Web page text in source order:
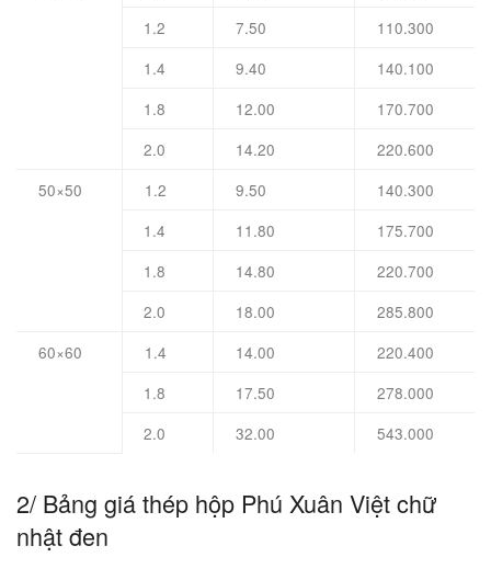
1.2
7.50
110.300
1.4
9.40
140.100
1.8
12.00
170.700
2.0
14.20
220.600
50×50
1.2 9.50
140.300
1.4
11.80
175.700
1.8
14.80
220.700
2.0
18.00
285.800
60×60
1.4 14.00
220.400
1.8
17.50
278.000
2.0
32.00 543.000
2/ Bảng giá thép hộp Phú Xuân Việt chữ
nhật đen